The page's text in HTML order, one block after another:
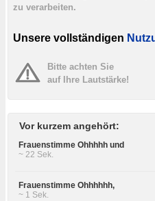
zu verarbeiten.
Unsere vollständigen
Bitte achten Sie
auf Ihre Lautstärke!
Vor kurzem angehört:
Frauenstimme Ohhhhh und
~ 22 Sek.
Frauenstimme Ohhhhhh,
~ 1 Sek.